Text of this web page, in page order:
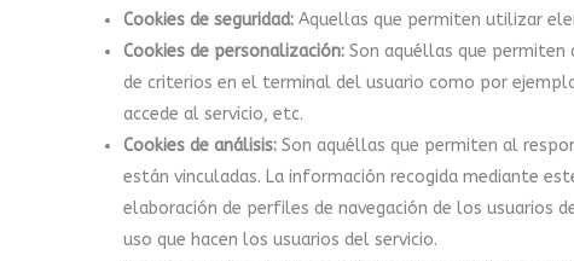
Cookies de seguridad: Aquellas que permiten utilizar
Cookies de personalización: Son aquéllas que permiten
de criterios en el terminal del usuario como por
accede al servicio, etc.
Cookies de análisis: Son aquéllas que permiten al
están vinculadas. La información recogida mediante
elaboración de perfiles de navegación de los usuarios
uso que hacen los usuarios del servicio.